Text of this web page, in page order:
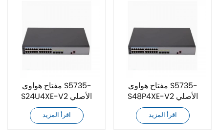
مفتاح هواوي S5735-
S24U4XE-V2 الأصلي
الجديد تمامًا
اقرأ المزيد
مفتاح هواوي S5735-
S48P4XE-V2 الأصلي
الجديد تمامًا
اقرأ المزيد